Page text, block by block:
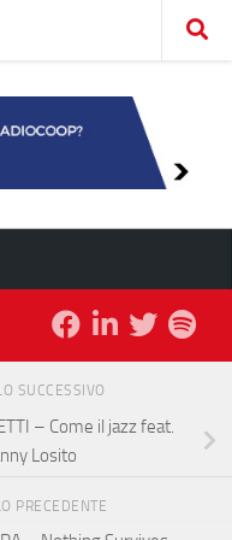
SUCCESSIVO
– Come il jazz feat.
Losito
PRECEDENTE